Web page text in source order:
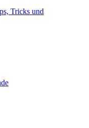
Tricks und